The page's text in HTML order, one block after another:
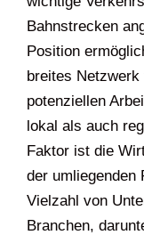
Bahnstrecken
Position
breites Netzwerk
potenziellen
lokal als auch
Faktor ist die
der umliegenden
Vielzahl von
Branchen,